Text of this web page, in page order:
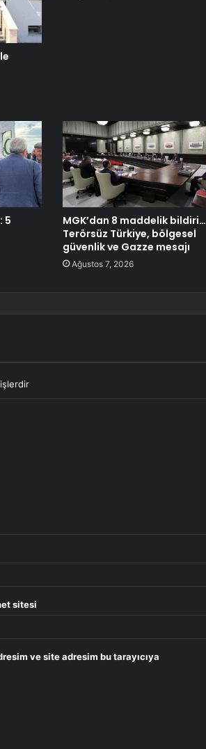
5
MGK’dan 8 maddelik bildiri…
Terörsüz Türkiye, bölgesel
güvenlik ve Gazze mesajı
Ağustos 7, 2026
sitesi
ve site adresim bu tarayıcıya